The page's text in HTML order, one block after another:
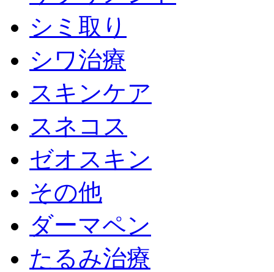
シミ取り
シワ治療
スキンケア
スネコス
ゼオスキン
その他
ダーマペン
たるみ治療